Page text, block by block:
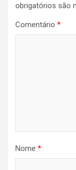
obrigatórios são
Comentário *
Nome *